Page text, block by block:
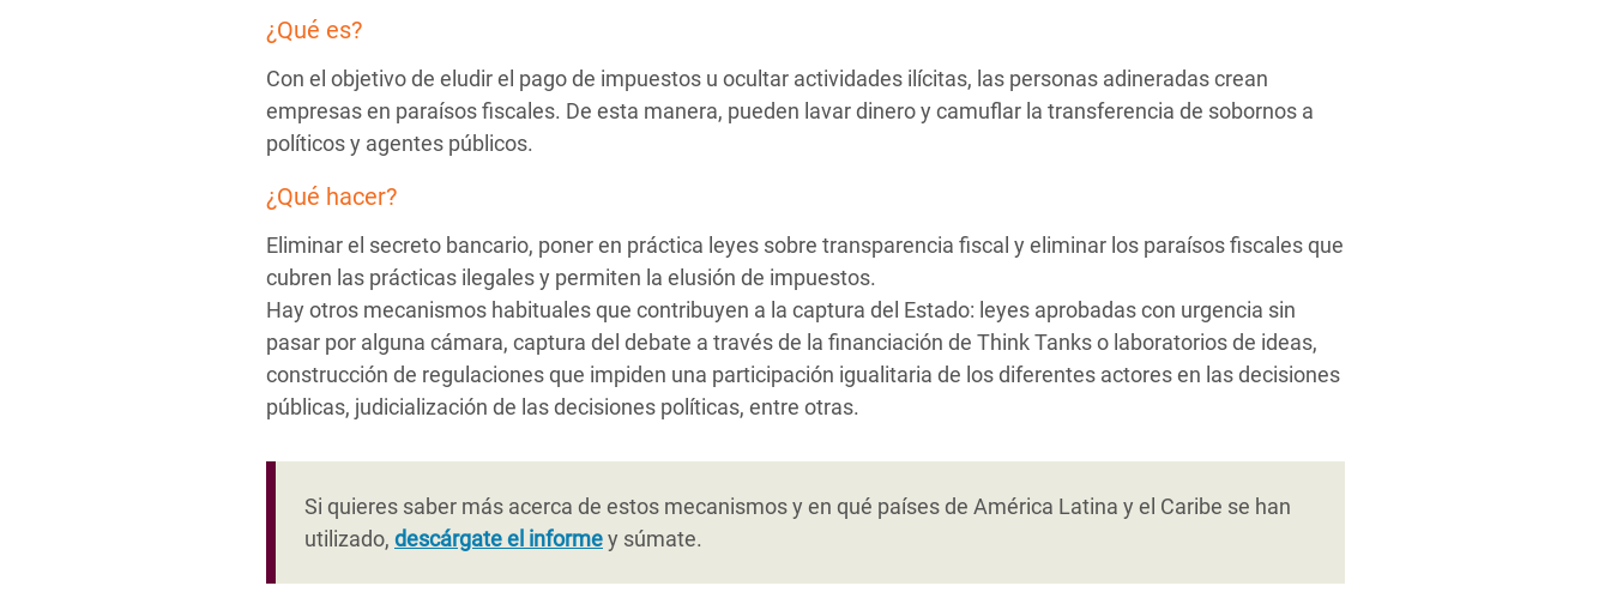
¿Qué es?
Con el objetivo de eludir el pago de impuestos u ocultar actividades ilícitas, las personas adineradas crean
empresas en paraísos fiscales. De esta manera, pueden lavar dinero y camuflar la transferencia de sobornos a
políticos y agentes públicos.
¿Qué hacer?
Eliminar el secreto bancario, poner en práctica leyes sobre transparencia fiscal y eliminar los paraísos fiscales que
cubren las prácticas ilegales y permiten la elusión de impuestos.
Hay otros mecanismos habituales que contribuyen a la captura del Estado: leyes aprobadas con urgencia sin
pasar por alguna cámara, captura del debate a través de la financiación de Think Tanks o laboratorios de ideas,
construcción de regulaciones que impiden una participación igualitaria de los diferentes actores en las decisiones
públicas, judicialización de las decisiones políticas, entre otras.
Si quieres saber más acerca de estos mecanismos y en qué países de América Latina y el Caribe se han
utilizado, descárgate el informey súmate.